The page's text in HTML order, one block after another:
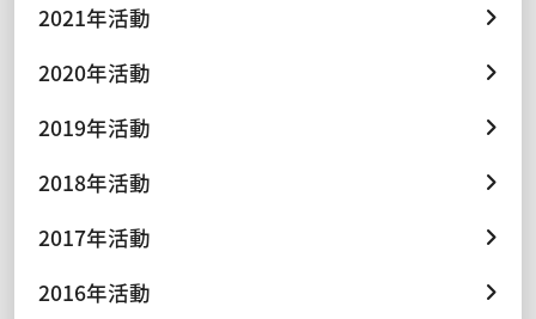
2021年活動
2020年活動
2019年活動
2018年活動
2017年活動
2016年活動